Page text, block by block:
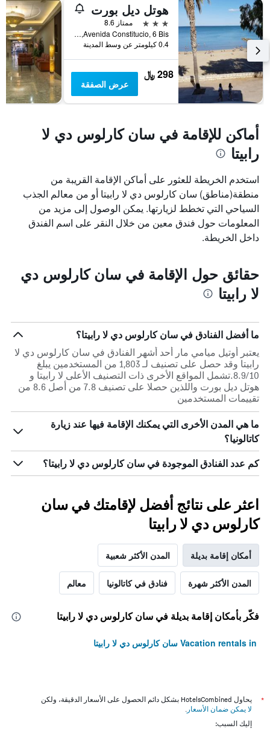
هوتل ديل بورت
3 نجوم
ممتاز 8.6
Avenida Constitucio, 6 Bis, سان كارلوس دي لا رابيتا, كاتالونيا, أسبانيا
0.4 كيلومتر عن وسط المدينة
298 ﷼
عرض الصفقة
أماكن للإقامة في سان كارلوس دي لا
رابيتا
استخدم الخريطة للعثور على أماكن الإقامة القريبة من
منطقة(مناطق) سان كارلوس دي لا رابيتا أو من معالم الجذب
السياحي التي تخطط لزيارتها. يمكن الوصول إلى مزيد من
المعلومات حول فندق معين من خلال النقر على اسم الفندق
داخل الخريطة.
حقائق حول الإقامة في سان كارلوس دي
لا رابيتا
ما أفضل الفنادق في سان كارلوس دي لا رابيتا؟
يعتبر أوتيل ميامي مار أحد أشهر الفنادق في سان كارلوس دي لا
رابيتا وقد حصل على تصنيف لـ 1,803 من المستخدمين يبلغ
8.9/10.تشمل المواقع الأخرى ذات التصنيف الأعلى لا رابيتا و
هوتل ديل بورت واللذين حصلا على تصنيف 7.8 من أصل 8.6 من
تقييمات المستخدمين
ما هي المدن الأخرى التي يمكنك الإقامة فيها عند زيارة
كاتالونيا؟
كم عدد الفنادق الموجودة في سان كارلوس دي لا رابيتا؟
اعثر على نتائج أفضل لإقامتك في سان
كارلوس دي لا رابيتا
أمكان إقامة بديلة المدن الأكثر شعبية
المدن الأكثر شهرة فنادق في كاتالونيا معالم
فكّر بأمكان إقامة بديلة في سان كارلوس دي لا رابيتا
Vacation rentals in سان كارلوس دي لا رابيتا
*
يحاول HotelsCombined بشكل دائم الحصول على الأسعار الدقيقة، ولكن
لا يمكن ضمان الأسعار .
إليك السبب: